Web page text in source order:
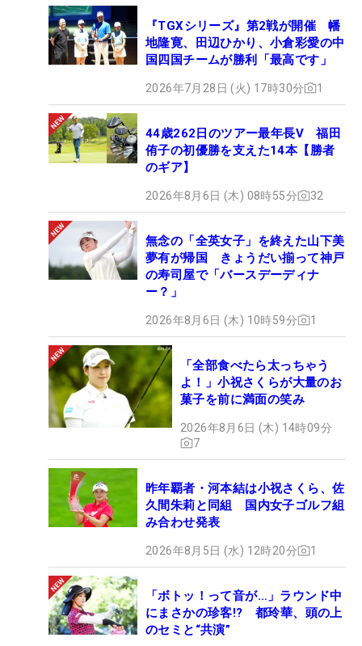
『TGXシリーズ』第2戦が開催 幡
地隆寛、田辺ひかり、小倉彩愛の中
国四国チームが勝利「最高です」
2026年7月28日 (火) 17時30分 1
44歳262日のツアー最年長V 福田
侑子の初優勝を支えた14本【勝者
のギア】
2026年8月6日 (木) 08時55分 32
無念の「全英女子」を終えた山下美
夢有が帰国 きょうだい揃って神戸
の寿司屋で「バースデーディナ
ー？」
2026年8月6日 (木) 10時59分 1
「全部食べたら太っちゃう
よ！」小祝さくらが大量のお
菓子を前に満面の笑み
2026年8月6日 (木) 14時09分
7
昨年覇者・河本結は小祝さくら、佐
久間朱莉と同組 国内女子ゴルフ組
み合わせ発表
2026年8月5日 (水) 12時20分 1
「ボトッ！って音が…」ラウンド中
にまさかの珍客!? 都玲華、頭の上
のセミと“共演”